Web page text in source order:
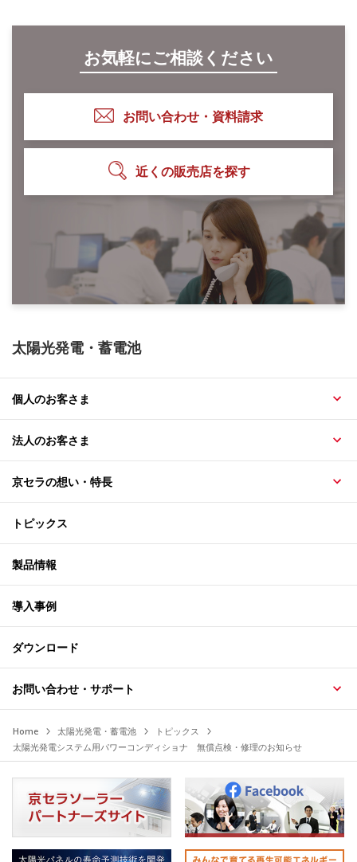
お気軽にご相談ください
お問い合わせ・資料請求
近くの販売店を探す
太陽光発電・蓄電池
個人のお客さま
法人のお客さま
京セラの想い・特長
トピックス
製品情報
導入事例
ダウンロード
お問い合わせ・サポート
Home 太陽光発電・蓄電池
トピックス
太陽光発電システム用パワーコンディショナ 無償点検・修理のお知らせ